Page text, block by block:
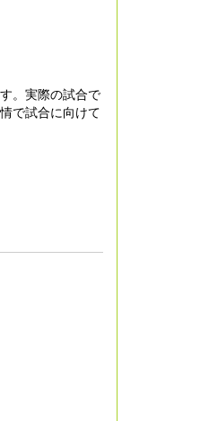
。実際の試合で
で試合に向けて